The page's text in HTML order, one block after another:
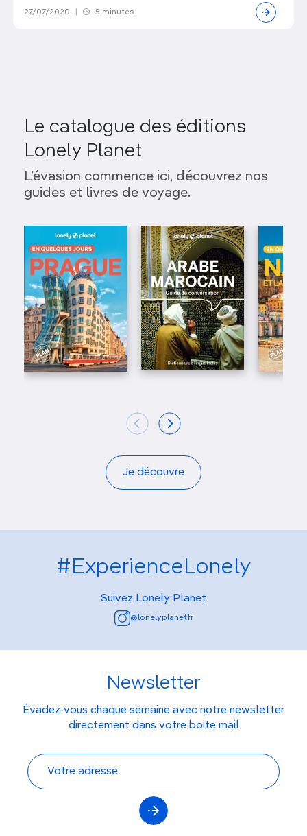
27/07/2020 5 minutes
Le catalogue des éditions
Lonely Planet
L’évasion commence ici, découvrez nos
guides et livres de voyage.
Je découvre
#ExperienceLonely
Suivez Lonely Planet
@lonelyplanetfr
Newsletter
Évadez-vous chaque semaine avec notre newsletter
directement dans votre boite mail